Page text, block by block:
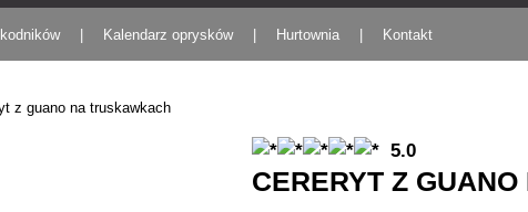
Kalendarz oprysków Hurtownia Kontakt
z guano na truskawkach
5.0
CERERYT Z